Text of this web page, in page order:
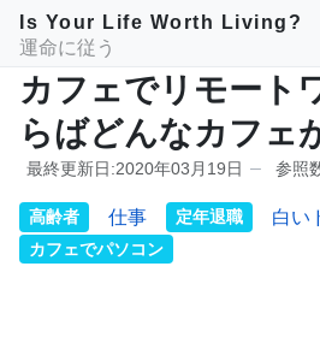
Is Your Life Worth Living?
運命に従う
カフェでリモート
らばどんなカフェ
最終更新日:2020年03月19日 参照
高齢者 仕事 定年退職 白い
カフェでパソコン